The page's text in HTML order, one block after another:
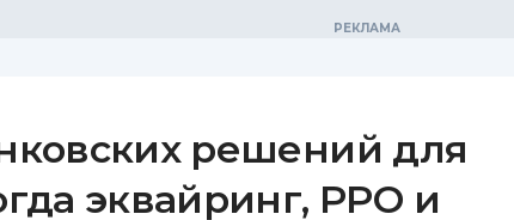
решений для
эквайринг, РРО и